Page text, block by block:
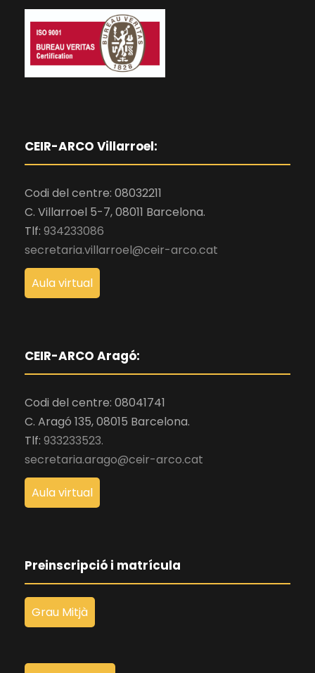
CEIR-ARCO Villarroel:
Codi del centre: 08032211
C. Villarroel 5-7, 08011 Barcelona.
Tlf: 934233086
secretaria.villarroel@ceir-arco.cat
Aula virtual
CEIR-ARCO Aragó:
Codi del centre: 08041741
C. Aragó 135, 08015 Barcelona.
Tlf: 933233523.
secretaria.arago@ceir-arco.cat
Aula virtual
Preinscripció i matrícula
Grau Mitjà